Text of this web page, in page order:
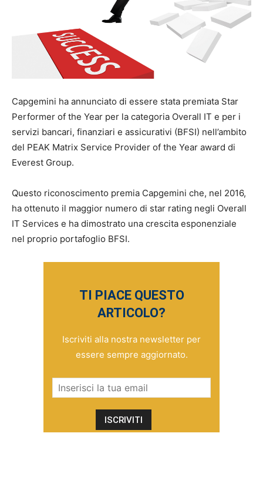
Capgemini ha annunciato di essere stata premiata Star
Performer of the Year per la categoria Overall IT e per i
servizi bancari, finanziari e assicurativi (BFSI) nell’ambito
del PEAK Matrix Service Provider of the Year award di
Everest Group.
Questo riconoscimento premia Capgemini che, nel 2016,
ha ottenuto il maggior numero di star rating negli Overall
IT Services e ha dimostrato una crescita esponenziale
nel proprio portafoglio BFSI.
TI PIACE QUESTO
ARTICOLO?
Iscriviti alla nostra newsletter per
essere sempre aggiornato.